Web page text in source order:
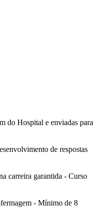
do Hospital e enviadas para
de respostas
carreira garantida - Curso
- Mínimo de 8